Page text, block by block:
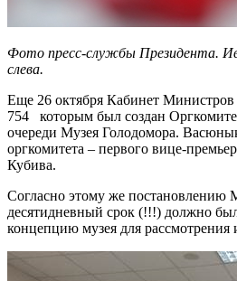
Фото пресс-службы Президента.
слева.
Еще 26 октября Кабинет
754 которым был создан
очереди Музея Голодомора.
оргкомитета – первого вице-
Кубива.
Согласно этому же постановлению
десятидневный срок (!!!) должно
концепцию музея для рассмотрения